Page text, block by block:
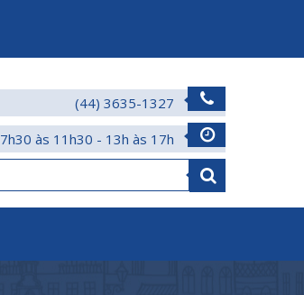
(44) 3635-1327
às 11h30 - 13h às 17h